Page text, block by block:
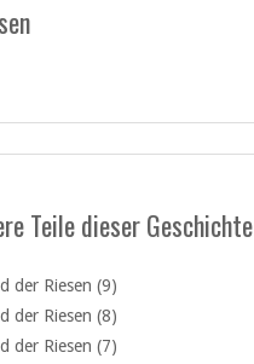
Teile dieser Geschichte
der Riesen (9)
der Riesen (8)
der Riesen (7)